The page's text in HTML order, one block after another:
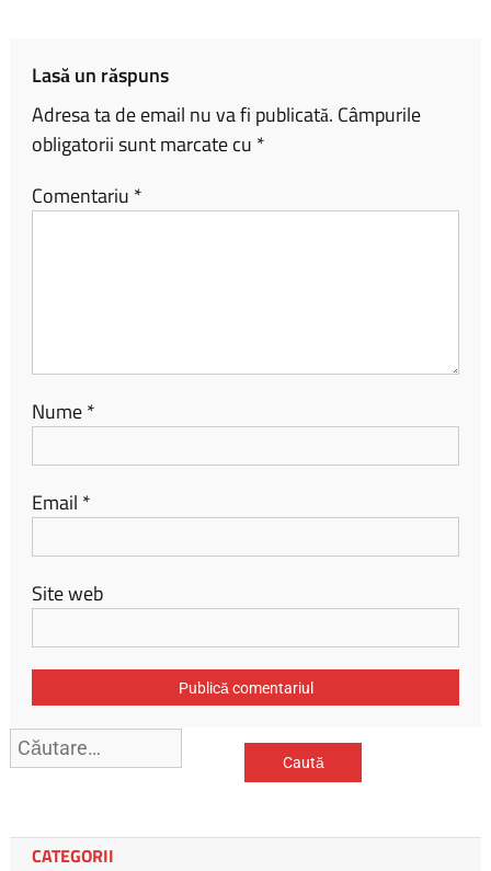
Lasă un răspuns
Adresa ta de email nu va fi publicată. Câmpurile
obligatorii sunt marcate cu *
Comentariu *
Nume*
Email *
Site web
Caută
după:
CATEGORII